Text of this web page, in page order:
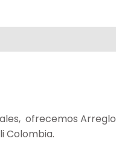
ofrecemos
Colombia.